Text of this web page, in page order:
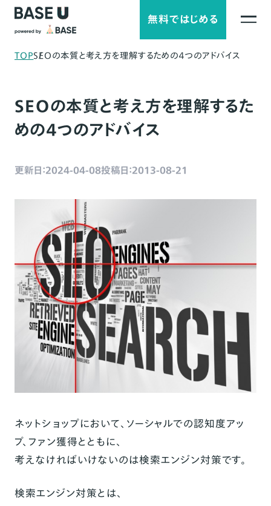
無料ではじめる
TOPSEOの本質と考え方を理解するための４つのアドバイス
SEOの本質と考え方を理解するた
めの４つのアドバイス
更新日：2024-04-08投稿日：2013-08-21
ネットショップにおいて、ソーシャルでの認知度アッ
プ、ファン獲得とともに、
考えなければいけないのは検索エンジン対策です。
検索エンジン対策とは、